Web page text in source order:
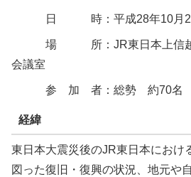
日 時：平成28年10月
場 所：JR東日本上信越
会議室
参 加 者：総勢 約70名
経緯
東日本大震災後のJR東日本におけ
図った復旧・復興の状況、地元や